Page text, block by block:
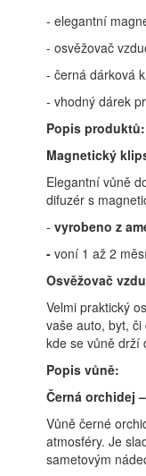
- elegantní
- osvěžovač
- černá dárková
- vhodný dárek
Popis produktů:
Magnetický
Elegantní vůně
difuzér s
- vyrobeno z
- voní 1 až 2
Osvěžovač
Velmi praktický
vaše auto, byt,
kde se vůně drží
Popis vůně:
Černá orchidej
Vůně černé
atmosféry. Je
sametovým